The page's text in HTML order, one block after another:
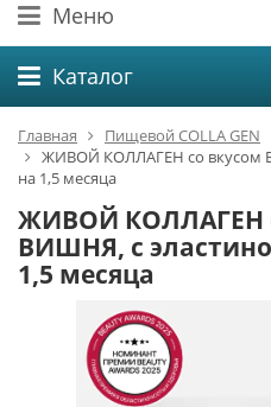
Меню
Каталог
Главная Пищевой COLLA GEN
ЖИВОЙ КОЛЛАГЕН со вкусом
на 1,5 месяца
ЖИВОЙ КОЛЛАГЕН
ВИШНЯ, с
1,5 месяца